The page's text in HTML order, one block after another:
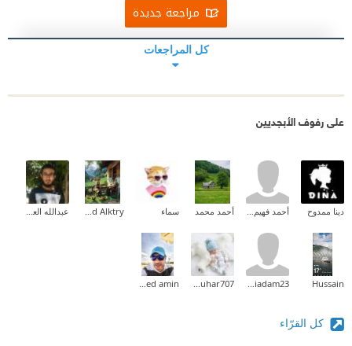
مراجعة جديدة
كل المراجعات
على رفوف الأبجديين
دينا ممدوح أحمد محمد سماء
Hussain
كل القرّاء